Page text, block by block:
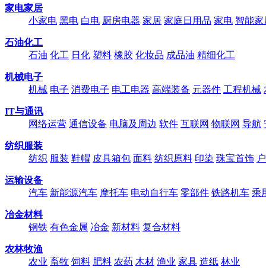
家电家居
小家电 黑电 白电 厨房电器 家居 家庭日用品 家电 智能家
石油化工
石油 化工 日化 塑料 橡胶 化妆品 成品油 精细化工
机械电子
机械 电子 消费电子 电工电器 高端装备 元器件 工程机械
IT与通讯
网络运营 通信设备 电脑及周边 软件 互联网 物联网 导航
纺织服装
纺织 服装 鞋帽 皮具箱包 面料 纺织原料 印染 珠宝首饰
运输设备
汽车 新能源汽车 摩托车 电动自行车 零部件 铁路机车 乘
冶金材料
钢铁 有色金属 冶金 新材料 复合材料
农林牧渔
农业 畜牧 饲料 肥料 农药 木材 渔业 家具 造纸 林业